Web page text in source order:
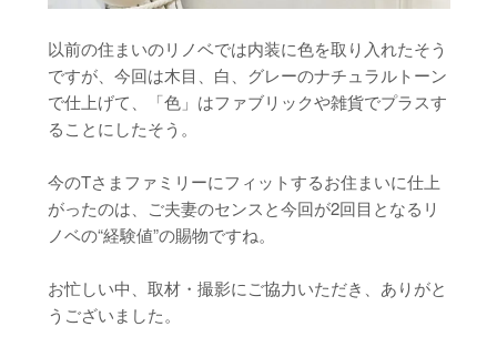
以前の住まいのリノベでは内装に色を取り入れたそう
ですが、今回は木目、白、グレーのナチュラルトーン
で仕上げて、「色」はファブリックや雑貨でプラスす
ることにしたそう。
今のTさまファミリーにフィットするお住まいに仕上
がったのは、ご夫妻のセンスと今回が2回目となるリ
ノベの“経験値”の賜物ですね。
お忙しい中、取材・撮影にご協力いただき、ありがと
うございました。